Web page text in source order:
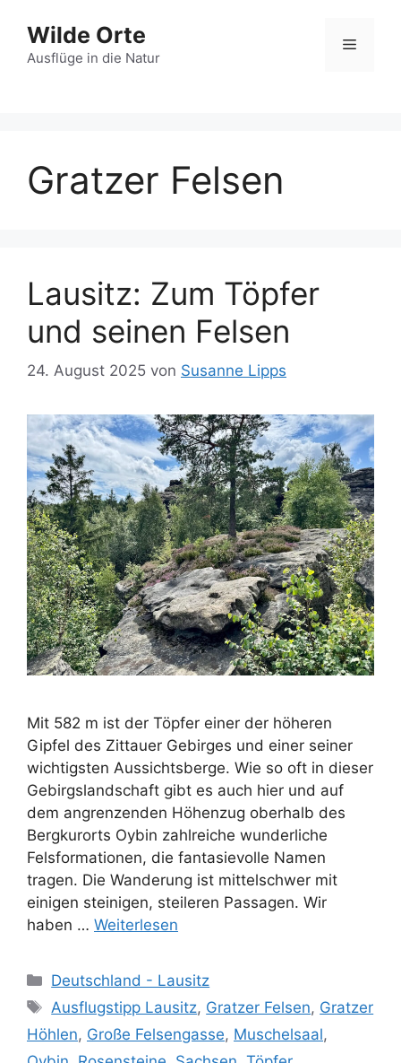
Inhalt
springen
Wilde Orte
Ausflüge in die Natur
Menü
Gratzer Felsen
Lausitz: Zum Töpfer
und seinen Felsen
24. August 2025 von Susanne Lipps
Mit 582 m ist der Töpfer einer der höheren
Gipfel des Zittauer Gebirges und einer seiner
wichtigsten Aussichtsberge. Wie so oft in dieser
Gebirgslandschaft gibt es auch hier und auf
dem angrenzenden Höhenzug oberhalb des
Bergkurorts Oybin zahlreiche wunderliche
Felsformationen, die fantasievolle Namen
tragen. Die Wanderung ist mittelschwer mit
einigen steinigen, steileren Passagen. Wir
haben … Weiterlesen
Kategorien
Deutschland - Lausitz
Schlagwörter
Ausflugstipp Lausitz, Gratzer Felsen, Gratzer
Höhlen, Große Felsengasse, Muschelsaal,